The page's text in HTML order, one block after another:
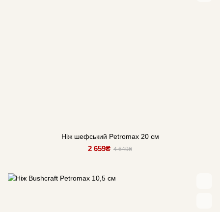
Ніж шефський Petromax 20 см
2 659₴ 4 649₴